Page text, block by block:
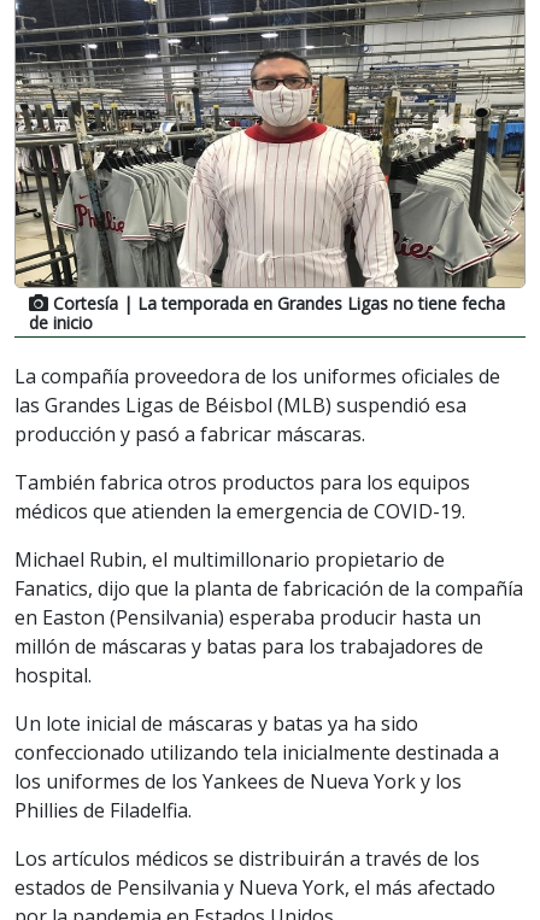
Cortesía | La temporada en Grandes Ligas no tiene fecha
de inicio
La compañía proveedora de los uniformes oficiales de
las Grandes Ligas de Béisbol (MLB) suspendió esa
producción y pasó a fabricar máscaras.
También fabrica otros productos para los equipos
médicos que atienden la emergencia de COVID-19.
Michael Rubin, el multimillonario propietario de
Fanatics, dijo que la planta de fabricación de la compañía
en Easton (Pensilvania) esperaba producir hasta un
millón de máscaras y batas para los trabajadores de
hospital.
Un lote inicial de máscaras y batas ya ha sido
confeccionado utilizando tela inicialmente destinada a
los uniformes de los Yankees de Nueva York y los
Phillies de Filadelfia.
Los artículos médicos se distribuirán a través de los
estados de Pensilvania y Nueva York, el más afectado